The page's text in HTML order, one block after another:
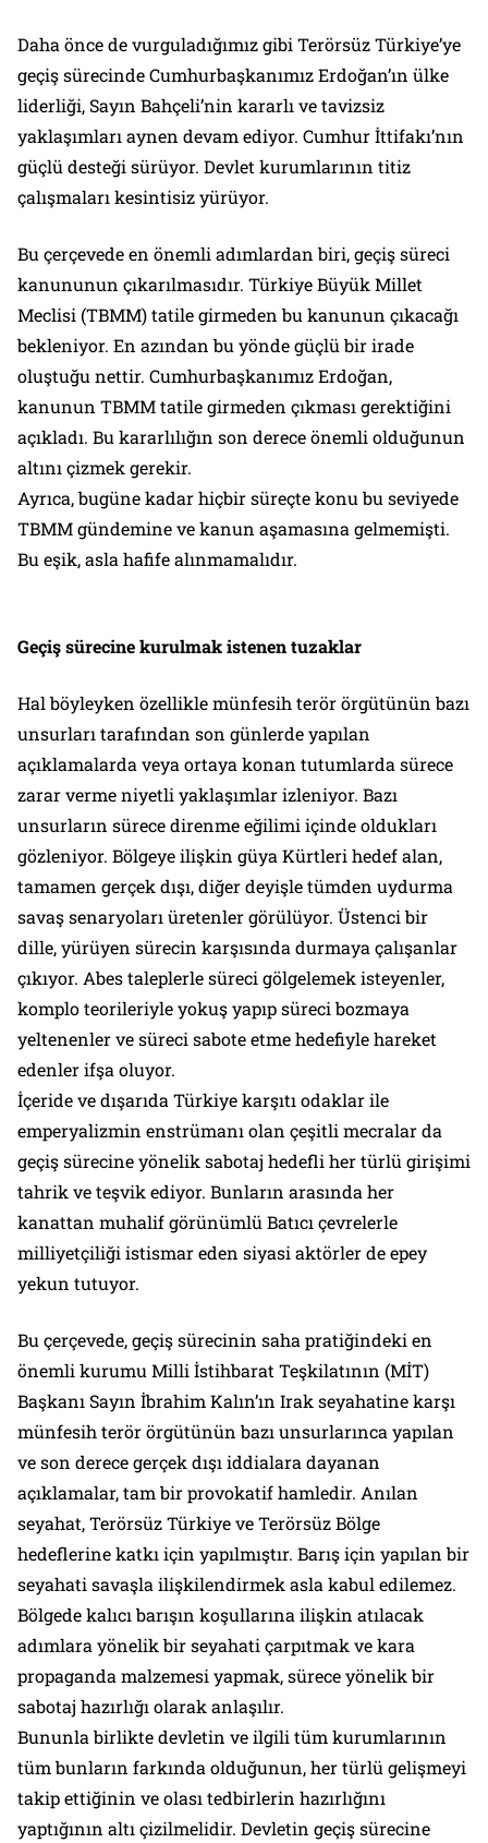
Daha önce de vurguladığımız gibi Terörsüz Türkiye’ye
geçiş sürecinde Cumhurbaşkanımız Erdoğan’ın ülke
liderliği, Sayın Bahçeli’nin kararlı ve tavizsiz
yaklaşımları aynen devam ediyor. Cumhur İttifakı’nın
güçlü desteği sürüyor. Devlet kurumlarının titiz
çalışmaları kesintisiz yürüyor.
Bu çerçevede en önemli adımlardan biri, geçiş süreci
kanununun çıkarılmasıdır. Türkiye Büyük Millet
Meclisi (TBMM) tatile girmeden bu kanunun çıkacağı
bekleniyor. En azından bu yönde güçlü bir irade
oluştuğu nettir. Cumhurbaşkanımız Erdoğan,
kanunun TBMM tatile girmeden çıkması gerektiğini
açıkladı. Bu kararlılığın son derece önemli olduğunun
altını çizmek gerekir.
Ayrıca, bugüne kadar hiçbir süreçte konu bu seviyede
TBMM gündemine ve kanun aşamasına gelmemişti.
Bu eşik, asla hafife alınmamalıdır.
Geçiş sürecine kurulmak istenen tuzaklar
Hal böyleyken özellikle münfesih terör örgütünün bazı
unsurları tarafından son günlerde yapılan
açıklamalarda veya ortaya konan tutumlarda sürece
zarar verme niyetli yaklaşımlar izleniyor. Bazı
unsurların sürece direnme eğilimi içinde oldukları
gözleniyor. Bölgeye ilişkin güya Kürtleri hedef alan,
tamamen gerçek dışı, diğer deyişle tümden uydurma
savaş senaryoları üretenler görülüyor. Üstenci bir
dille, yürüyen sürecin karşısında durmaya çalışanlar
çıkıyor. Abes taleplerle süreci gölgelemek isteyenler,
komplo teorileriyle yokuş yapıp süreci bozmaya
yeltenenler ve süreci sabote etme hedefiyle hareket
edenler ifşa oluyor.
İçeride ve dışarıda Türkiye karşıtı odaklar ile
emperyalizmin enstrümanı olan çeşitli mecralar da
geçiş sürecine yönelik sabotaj hedefli her türlü girişimi
tahrik ve teşvik ediyor. Bunların arasında her
kanattan muhalif görünümlü Batıcı çevrelerle
milliyetçiliği istismar eden siyasi aktörler de epey
yekun tutuyor.
Bu çerçevede, geçiş sürecinin saha pratiğindeki en
önemli kurumu Milli İstihbarat Teşkilatının (MİT)
Başkanı Sayın İbrahim Kalın’ın Irak seyahatine karşı
münfesih terör örgütünün bazı unsurlarınca yapılan
ve son derece gerçek dışı iddialara dayanan
açıklamalar, tam bir provokatif hamledir. Anılan
seyahat, Terörsüz Türkiye ve Terörsüz Bölge
hedeflerine katkı için yapılmıştır. Barış için yapılan bir
seyahati savaşla ilişkilendirmek asla kabul edilemez.
Bölgede kalıcı barışın koşullarına ilişkin atılacak
adımlara yönelik bir seyahati çarpıtmak ve kara
propaganda malzemesi yapmak, sürece yönelik bir
sabotaj hazırlığı olarak anlaşılır.
Bununla birlikte devletin ve ilgili tüm kurumlarının
tüm bunların farkında olduğunun, her türlü gelişmeyi
takip ettiğinin ve olası tedbirlerin hazırlığını
yaptığının altı çizilmelidir. Devletin geçiş sürecine